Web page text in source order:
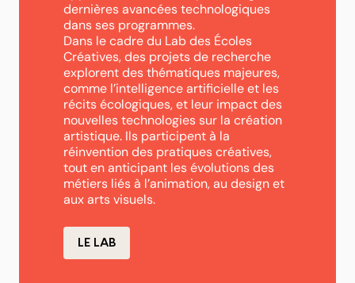
dernières avancées technologiques
dans ses programmes.
Dans le cadre du Lab des Écoles
Créatives, des projets de recherche
explorent des thématiques majeures,
comme l’intelligence artificielle et les
récits écologiques, et leur impact des
nouvelles technologies sur la création
artistique. Ils participent à la
réinvention des pratiques créatives,
tout en anticipant les évolutions des
métiers liés à l’animation, au design et
aux arts visuels.
LE LAB